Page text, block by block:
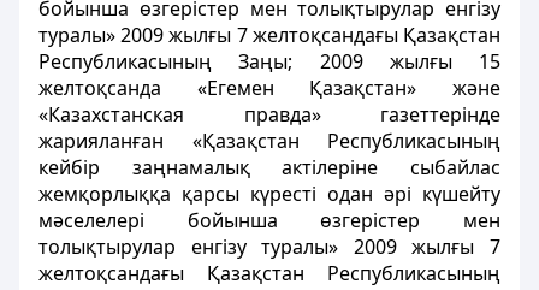
бойынша өзгерістер мен толықтырулар енгізу
туралы» 2009 жылғы 7 желтоқсандағы Қазақстан
Республикасының Заңы; 2009 жылғы 15
желтоқсанда «Егемен Қазақстан» және
«Казахстанская правда» газеттерінде
жарияланған «Қазақстан Республикасының
кейбір заңнамалық актілеріне сыбайлас
жемқорлыққа қарсы күресті одан әрі күшейту
мәселелері бойынша өзгерістер мен
толықтырулар енгізу туралы» 2009 жылғы 7
желтоқсандағы Қазақстан Республикасының